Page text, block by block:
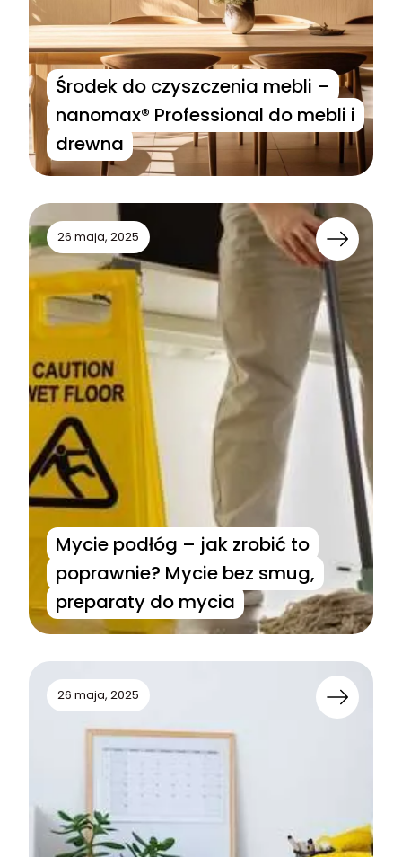
Środek do czyszczenia mebli –
nanomax® Professional do mebli i
drewna
26 maja, 2025
Mycie podłóg – jak zrobić to
poprawnie? Mycie bez smug,
preparaty do mycia
26 maja, 2025